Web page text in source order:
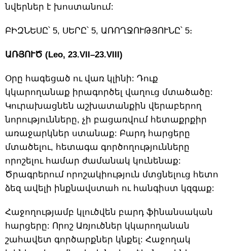
նվերներ է խոստանում:
ԲԻԶՆԵՍԸ՝ 5, ՍԵՐԸ՝ 5, ԱՌՈՂՋՈՒԹՅՈՒՆԸ՝ 5։
ԱՌՅՈՒԾ (Leo, 23.VII–23.VIII)
Օրը հագեցած ու վառ կլինի: Դուք
կկարողանաք իրագործել վաղուց մտածածը:
Կուրախացնեն աշխատանքին վերաբերող
նորությունները, չի բացառվում հետաքրքիր
առաջարկներ ստանաք: Բարդ հարցերը
մտածելու, հետագա գործողությունները
որոշելու համար ժամանակ կունենաք:
Ծրագրերում որոշակիություն մտցնելուց հետո
ձեզ ավելի ինքնավստահ ու հանգիստ կզգաք:
Հաջողությամբ կլուծվեն բարդ ֆինանսական
հարցերը: Որոշ Առյուծներ կկարողանան
շահավետ գործարքներ կնքել: Հաջողակ